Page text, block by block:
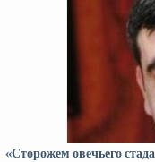
«Сторожем овечьего